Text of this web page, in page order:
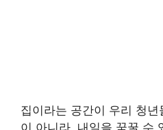
집이라는 공간이 우리 청
이 아니라, 내일을 꿈꿀 수